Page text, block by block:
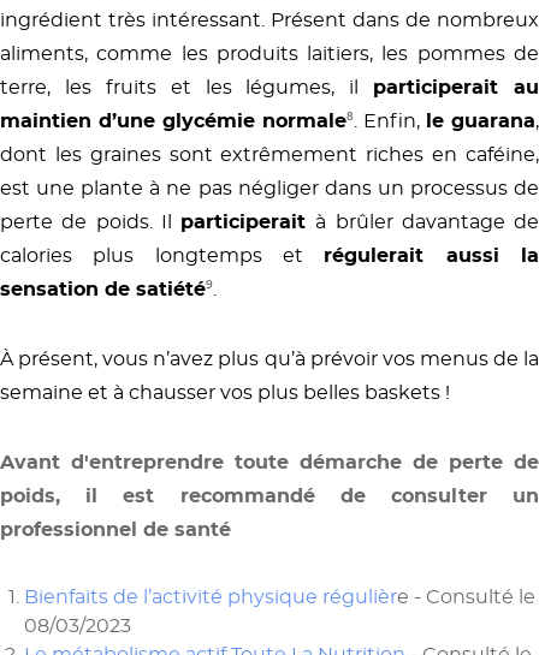
ingrédient très intéressant. Présent dans de nombreux
aliments, comme les produits laitiers, les pommes de
terre, les fruits et les légumes, il participerait au
maintien d’une glycémie normale⁸. Enfin, le guarana,
dont les graines sont extrêmement riches en caféine,
est une plante à ne pas négliger dans un processus de
perte de poids. Il participerait à brûler davantage de
calories plus longtemps et régulerait aussi la
sensation de satiété⁹.
À présent, vous n’avez plus qu’à prévoir vos menus de la
semaine et à chausser vos plus belles baskets !
Avant d'entreprendre toute démarche de perte de
poids, il est recommandé de consulter un
professionnel de santé
Bienfaits de l’activité physique régulière - Consulté le
08/03/2023